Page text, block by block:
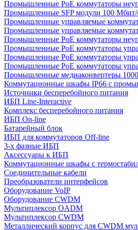
Промышленные PoE коммутаторы
Промышленные SFP модули 100 Мбит/
Промышленные управляемые
Промышленные управляемые
Промышленные PoE коммутаторы
Промышленные PoE коммутаторы
Промышленные PoE коммутаторы
Промышленные PoE коммутаторы
Промышленные медиаконвертеры
Коммутационные шкафы IP66 c
Источники бесперебойного питания
ИБП Line-Interactive
Комплекс бесперебойного питания
ИБП On-line
Батарейный блок
ИБП для коммутаторов Off-line
3-х фазные ИБП
Аксессуары к ИБП
Коммутационные шкафы с
Соединительные кабели
Преобразователи интерфейсов
Оборудование VoIP
Оборудование CWDM
Мультиплекcор OADM
Мультиплексор CWDM
Металлический корпус для CWDM